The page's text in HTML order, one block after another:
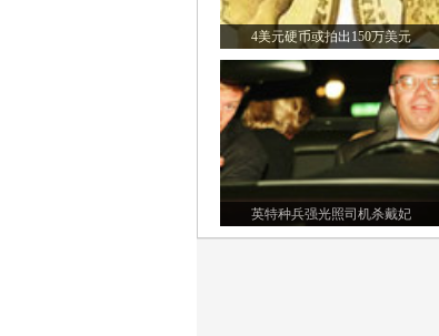
4美元硬币或拍出150万美元
英特种兵强光照司机杀戴妃